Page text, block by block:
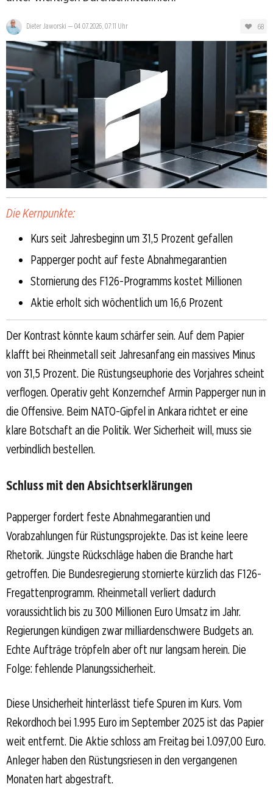
Dieter Jaworski — 04.07.2026, 07:11 Uhr 68
Die Kernpunkte:
Kurs seit Jahresbeginn um 31,5 Prozent gefallen
Papperger pocht auf feste Abnahmegarantien
Stornierung des F126-Programms kostet Millionen
Aktie erholt sich wöchentlich um 16,6 Prozent
Der Kontrast könnte kaum schärfer sein. Auf dem Papier
klafft bei Rheinmetall seit Jahresanfang ein massives Minus
von 31,5 Prozent. Die Rüstungseuphorie des Vorjahres scheint
verflogen. Operativ geht Konzernchef Armin Papperger nun in
die Offensive. Beim NATO-Gipfel in Ankara richtet er eine
klare Botschaft an die Politik. Wer Sicherheit will, muss sie
verbindlich bestellen.
Schluss mit den Absichtserklärungen
Papperger fordert feste Abnahmegarantien und
Vorabzahlungen für Rüstungsprojekte. Das ist keine leere
Rhetorik. Jüngste Rückschläge haben die Branche hart
getroffen. Die Bundesregierung stornierte kürzlich das F126-
Fregattenprogramm. Rheinmetall verliert dadurch
voraussichtlich bis zu 300 Millionen Euro Umsatz im Jahr.
Regierungen kündigen zwar milliardenschwere Budgets an.
Echte Aufträge tröpfeln aber oft nur langsam herein. Die
Folge: fehlende Planungssicherheit.
Diese Unsicherheit hinterlässt tiefe Spuren im Kurs. Vom
Rekordhoch bei 1.995 Euro im September 2025 ist das Papier
weit entfernt. Die Aktie schloss am Freitag bei 1.097,00 Euro.
Anleger haben den Rüstungsriesen in den vergangenen
Monaten hart abgestraft.